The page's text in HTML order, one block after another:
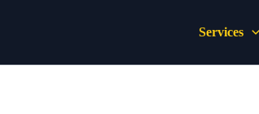
Services